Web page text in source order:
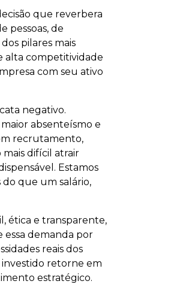
que reverbera
pessoas, de
pilares mais
alta competitividade
com seu ativo
negativo.
absenteísmo e
recrutamento,
difícil atrair
Estamos
que um salário,
ética e transparente,
essa demanda por
reais dos
investido retorne em
estratégico.